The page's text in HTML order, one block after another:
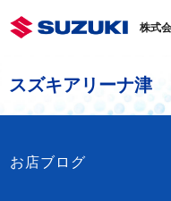
株式
スズキアリーナ津
お店ブログ